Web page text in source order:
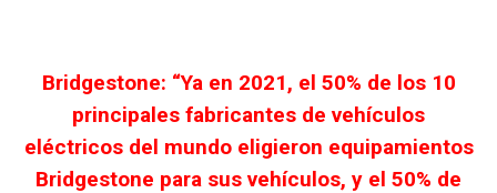
Bridgestone: “Ya en 2021, el 50% de los 10
principales fabricantes de vehículos
eléctricos del mundo eligieron equipamientos
Bridgestone para sus vehículos, y el 50% de